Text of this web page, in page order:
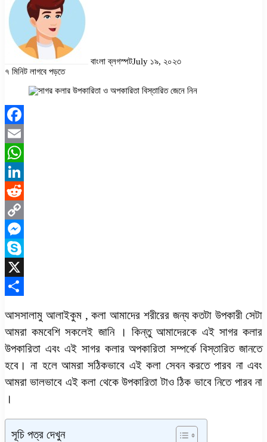
বাংলা ব্লগস্পটJuly ১৯, ২০২৩
৭ মিনিট লাগবে পড়তে
Facebook
Email
WhatsApp
LinkedIn
Reddit
Copy
Link
Messenger
Skype
X
আসসালামু আলাইকুম , কলা আমাদের শরীরের জন্য কতটা উপকারী সেটা
আমরা কমবেশি সকলেই জানি । কিন্তু আমাদেরকে এই সাগর কলার
উপকারিতা এবং এই সাগর কলার অপকারিতা সম্পর্কে বিস্তারিত জানতে
হবে। না হলে আমরা সঠিকভাবে এই কলা সেবন করতে পারব না এবং
আমরা ভালভাবে এই কলা থেকে উপকারিতা টাও ঠিক ভাবে নিতে পারব না
।
সূচি পত্র দেখুন